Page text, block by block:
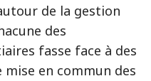
de la gestion
des
fasse face à des
en commun des